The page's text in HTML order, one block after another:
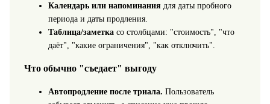
Календарь или напоминаниядля даты пробного
периода и даты продления.
Таблица/заметкасо столбцами: "стоимость", "что
даёт", "какие ограничения", "как отключить".
Что обычно "съедает" выгоду
Автопродление после триала. Пользователь